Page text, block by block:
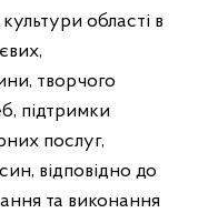
творчого
підтримки
послуг,
відповідно до
та виконання